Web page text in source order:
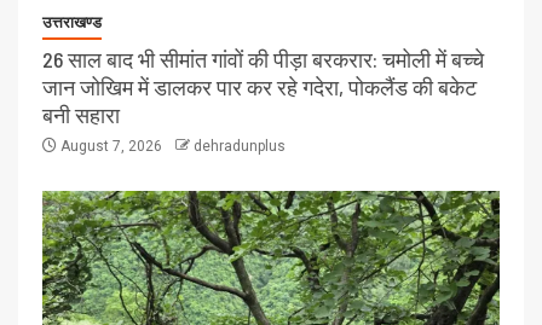
उत्तराखण्ड
26 साल बाद भी सीमांत गांवों की पीड़ा बरकरार: चमोली में बच्चे
जान जोखिम में डालकर पार कर रहे गदेरा, पोकलैंड की बकेट
बनी सहारा
August 7, 2026 dehradunplus